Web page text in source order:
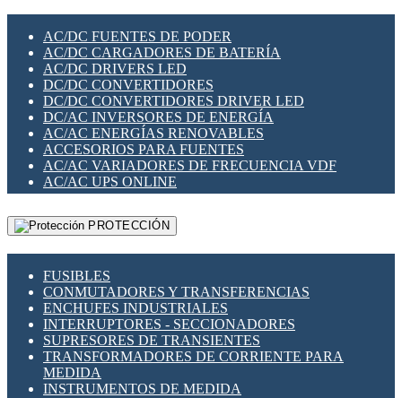
SWITCH Y MICROSWITCH
TARJETAS PI
UNIÓN Y DERIVACIÓN DE CABLE
PLACAS MODULARES IOT
SWITCHES Y REDES WIFI
SOLUCIONES IOT
SOLUCIONES LORAWAN
SOLUCIONES RED CELULAR
SEGURIDAD PARA REDES
SWITCHES LAN
TELEFONÍA IP (VOIP)
VIGILANCIA IP (CCTV)
MESHTASTIC
AC/DC FUENTES DE PODER
AC/DC CARGADORES DE BATERÍA
AC/DC DRIVERS LED
DC/DC CONVERTIDORES
DC/DC CONVERTIDORES DRIVER LED
DC/AC INVERSORES DE ENERGÍA
AC/AC ENERGÍAS RENOVABLES
ACCESORIOS PARA FUENTES
AC/AC VARIADORES DE FRECUENCIA VDF
AC/AC UPS ONLINE
PROTECCIÓN
FUSIBLES
CONMUTADORES Y TRANSFERENCIAS
ENCHUFES INDUSTRIALES
INTERRUPTORES - SECCIONADORES
SUPRESORES DE TRANSIENTES
TRANSFORMADORES DE CORRIENTE PARA
MEDIDA
INSTRUMENTOS DE MEDIDA